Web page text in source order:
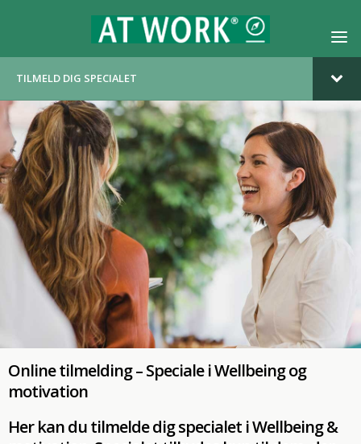
TILMELD DIG SPECIALET
ERNÆRINGSSPECIALER
WELLBEING & MOTIVATION
Online tilmelding – Speciale i Wellbeing og
motivation
Her kan du tilmelde dig specialet i Wellbeing &